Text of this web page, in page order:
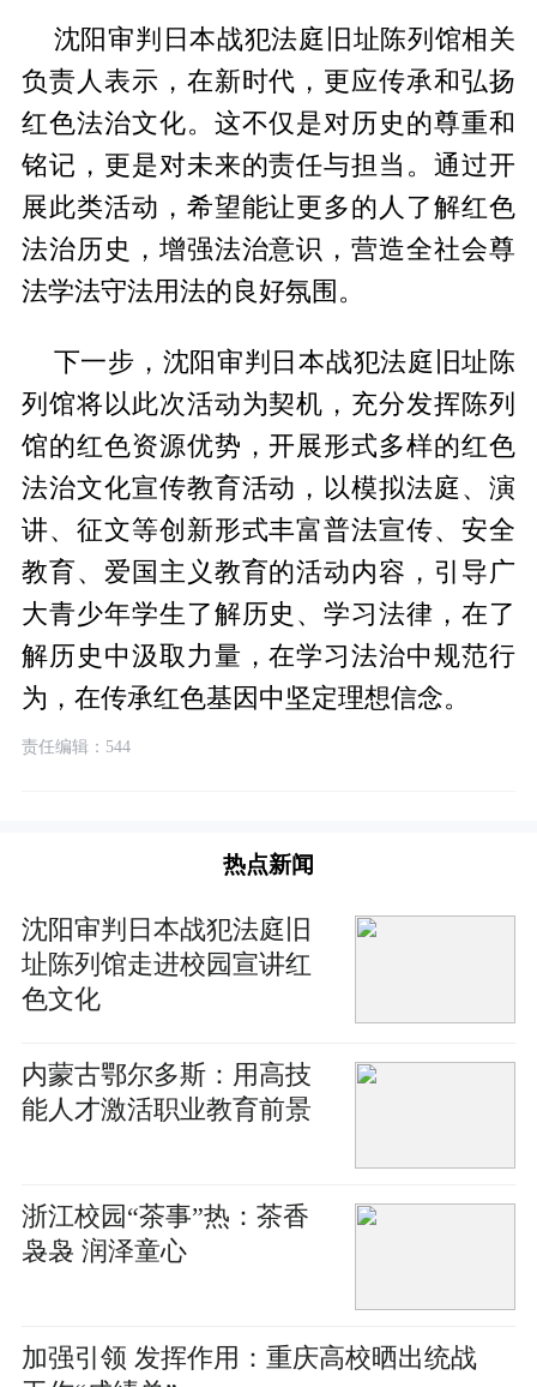
沈阳审判日本战犯法庭旧址陈列馆相关
负责人表示，在新时代，更应传承和弘扬
红色法治文化。这不仅是对历史的尊重和
铭记，更是对未来的责任与担当。通过开
展此类活动，希望能让更多的人了解红色
法治历史，增强法治意识，营造全社会尊
法学法守法用法的良好氛围。
下一步，沈阳审判日本战犯法庭旧址陈
列馆将以此次活动为契机，充分发挥陈列
馆的红色资源优势，开展形式多样的红色
法治文化宣传教育活动，以模拟法庭、演
讲、征文等创新形式丰富普法宣传、安全
教育、爱国主义教育的活动内容，引导广
大青少年学生了解历史、学习法律，在了
解历史中汲取力量，在学习法治中规范行
为，在传承红色基因中坚定理想信念。
责任编辑：544
热点新闻
沈阳审判日本战犯法庭旧
址陈列馆走进校园宣讲红
色文化
内蒙古鄂尔多斯：用高技
能人才激活职业教育前景
浙江校园“茶事”热：茶香
袅袅 润泽童心
加强引领 发挥作用：重庆高校晒出统战